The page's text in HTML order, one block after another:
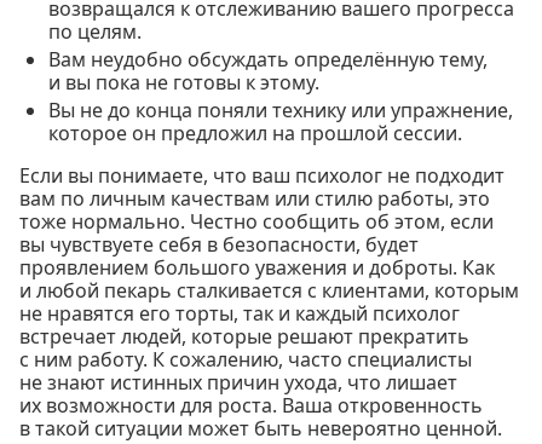
возвращался к отслеживанию вашего прогресса
по целям.
Вам неудобно обсуждать определённую тему,
и вы пока не готовы к этому.
Вы не до конца поняли технику или упражнение,
которое он предложил на прошлой сессии.
Если вы понимаете, что ваш психолог не подходит
вам по личным качествам или стилю работы, это
тоже нормально. Честно сообщить об этом, если
вы чувствуете себя в безопасности, будет
проявлением большого уважения и доброты. Как
и любой пекарь сталкивается с клиентами, которым
не нравятся его торты, так и каждый психолог
встречает людей, которые решают прекратить
с ним работу. К сожалению, часто специалисты
не знают истинных причин ухода, что лишает
их возможности для роста. Ваша откровенность
в такой ситуации может быть невероятно ценной.